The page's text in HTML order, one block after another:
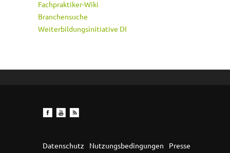
Fachpraktiker-Wiki
Branchensuche
Weiterbildungsinitiative DI
Datenschutz Nutzungsbedingungen
Presse